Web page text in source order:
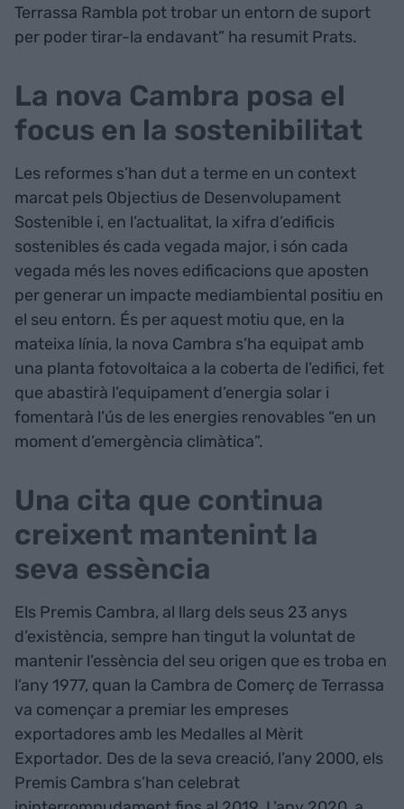
Terrassa Rambla pot trobar un entorn de suport
per poder tirar-la endavant” ha resumit Prats.
La nova Cambra posa el
focus en la sostenibilitat
Les reformes s’han dut a terme en un context
marcat pels Objectius de Desenvolupament
Sostenible i, en l’actualitat, la xifra d’edificis
sostenibles és cada vegada major, i són cada
vegada més les noves edificacions que aposten
per generar un impacte mediambiental positiu en
el seu entorn. És per aquest motiu que, en la
mateixa línia, la nova Cambra s’ha equipat amb
una planta fotovoltaica a la coberta de l’edifici, fet
que abastirà l’equipament d’energia solar i
fomentarà l’ús de les energies renovables “en un
moment d’emergència climàtica”.
Una cita que continua
creixent mantenint la
seva essència
Els Premis Cambra, al llarg dels seus 23 anys
d’existència, sempre han tingut la voluntat de
mantenir l’essència del seu origen que es troba en
l’any 1977, quan la Cambra de Comerç de Terrassa
va començar a premiar les empreses
exportadores amb les Medalles al Mèrit
Exportador. Des de la seva creació, l’any 2000, els
Premis Cambra s’han celebrat